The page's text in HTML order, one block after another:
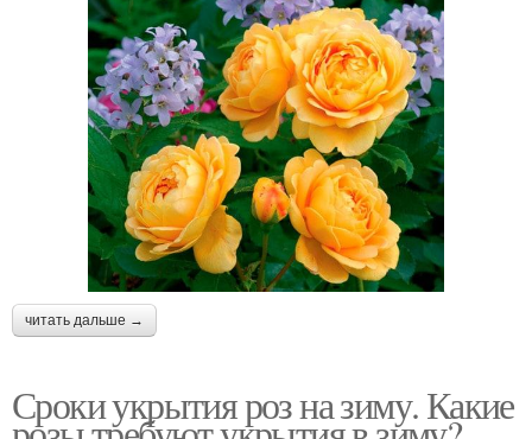
читать дальше →
Сроки укрытия роз на зиму. Какие